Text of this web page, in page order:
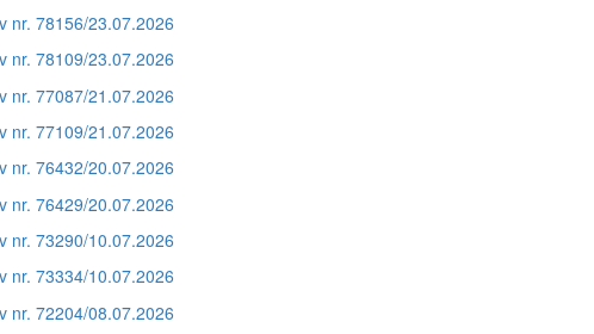
nr. 78156/23.07.2026
nr. 78109/23.07.2026
nr. 77087/21.07.2026
nr. 77109/21.07.2026
nr. 76432/20.07.2026
nr. 76429/20.07.2026
nr. 73290/10.07.2026
nr. 73334/10.07.2026
nr. 72204/08.07.2026